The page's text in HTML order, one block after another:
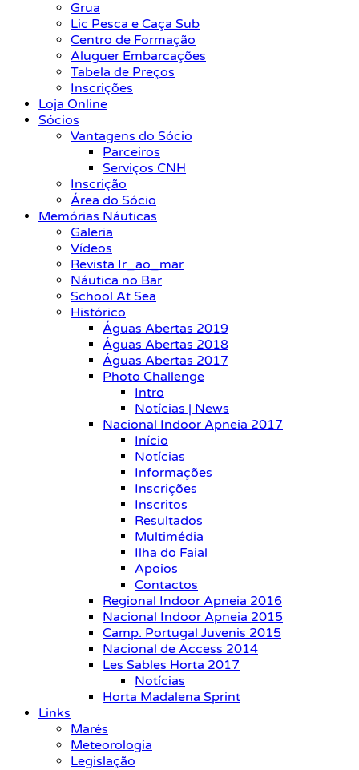
Grua
Lic Pesca e Caça Sub
Centro de Formação
Aluguer Embarcações
Tabela de Preços
Inscrições
Loja Online
Sócios
Vantagens do Sócio
Parceiros
Serviços CNH
Inscrição
Área do Sócio
Memórias Náuticas
Galeria
Vídeos
Revista Ir_ao_mar
Náutica no Bar
School At Sea
Histórico
Águas Abertas 2019
Águas Abertas 2018
Águas Abertas 2017
Photo Challenge
Intro
Notícias | News
Nacional Indoor Apneia 2017
Início
Notícias
Informações
Inscrições
Inscritos
Resultados
Multimédia
Ilha do Faial
Apoios
Contactos
Regional Indoor Apneia 2016
Nacional Indoor Apneia 2015
Camp. Portugal Juvenis 2015
Nacional de Access 2014
Les Sables Horta 2017
Notícias
Horta Madalena Sprint
Links
Marés
Meteorologia
Legislação